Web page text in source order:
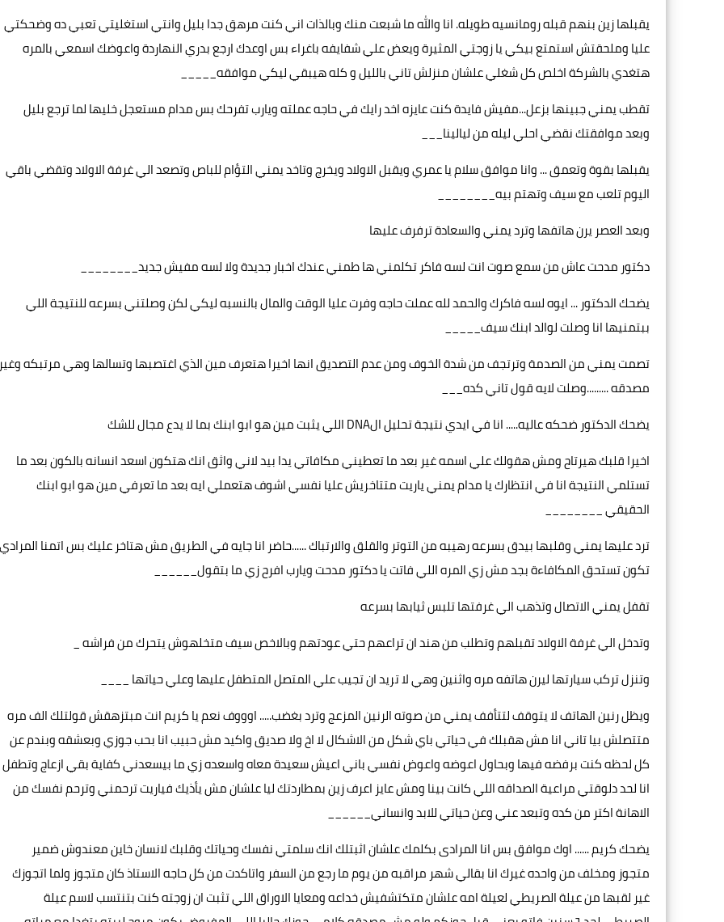
يقبلها زين بنهم قبله رومانسيه طويله. انا والله ما شبعت منك وبالذات اني كنت مرهق جدا بليل وانتي استغليتي تعبي ده وضحكتي
عليا وملحقتش استمتع بيكي يا زوجتي المثيرة ويعض علي شفايفه باغراء بس اوعدك ارجع بدري النهاردة واعوضك اسمعي بالمره
هتغدي بالشركة اخلص كل شغلي علشان منزلش تاني بالليل و كله هيبقي ليكي موافقه_____
تقطب يمني جبينها بزعل...مفيش فايدة كنت عايزه اخد رايك في حاجه عملته ويارب تفرحك بس مدام مستعجل خليها لما ترجع بليل
وبعد موافقتك نقضي احلي ليله من ليالينا___
يقبلها بقوة وتعمق ... وانا موافق سلام يا عمري ويقبل الاولاد ويخرج وتاخد يمني التؤام للباص وتصعد الي غرفة الاولاد وتقضي باقي
اليوم تلعب مع سيف وتهتم بيه________
وبعد العصر يرن هاتفها وترد يمني والسعادة ترفرف عليها
دكتور مدحت عاش من سمع صوت انت لسه فاكر تكلمني ها طمني عندك اخبار جديدة ولا لسه مفيش جديد________
يضحك الدكتور ... ايوه لسه فاكرك والحمد لله عملت حاجه وفرت عليا الوقت والمال بالنسبه ليكي لكن وصلتني بسرعه للنتيجة اللي
ببتمنيها انا وصلت لوالد ابنك سيف_____
تصمت يمني من الصدمة وترتجف من شدة الخوف ومن عدم التصديق انها اخيرا هتعرف مين الذي اغتصبها وتسالها وهي مرتبكه
مصدقه .........وصلت لايه قول تاني كده___
يضحك الدكتور ضحكه عاليه..... انا في ايدي نتيجة تحليل الDNA اللي يثبت مين هو ابو ابنك بما لا يدع مجال للشك
اخيرا قلبك هيرتاح ومش هقولك علي اسمه غير بعد ما تعطيني مكافاتي يدا بيد لاني واثق انك هتكون اسعد انسانه بالكون بعد ما
تستلمي النتيجة انا في انتظارك يا مدام يمني ياريت متتاخريش عليا نفسي اشوف هتعملي ايه بعد ما تعرفي مين هو ابو ابنك
الحقيقي ________
ترد عليها يمني وقلبها بيدق بسرعه رهيبه من التوتر والقلق والارتباك ......حاضر انا جايه في الطريق مش هتاخر عليك بس اتمنا المرادي
تكون تستحق المكافاءة بجد مش زي المره اللي فاتت يا دكتور مدحت ويارب افرح زي ما بتقول______
تقفل يمني الاتصال وتذهب الي غرفتها تلبس ثيابها بسرعه
وتدخل الي غرفة الاولاد تقبلهم وتطلب من هند ان تراعهم حتي عودتهم وبالاخص سيف متخلهوش يتحرك من فراشه _
وتنزل تركب سيارتها ليرن هاتفه مره واثنين وهي لا تريد ان تجيب علي المتصل المتطفل عليها وعلي حياتها ____
ويظل رنين الهاتف لا يتوقف لتتأفف يمني من صوته الرنين المزعج وترد بغضب..... اوووف نعم يا كريم انت مبتزهقش قولتلك الف مره
متتصلش بيا تاني انا مش هقبلك في حياتي باي شكل من الاشكال لا اخ ولا صديق واكيد مش حبيب انا بحب جوزي وبعشقه وبندم عن
كل لحظه كنت برفضه فيها وبحاول اعوضه واعوض نفسي باني اعيش سعيدة معاه واسعده زي ما بيسعدني كفاية بقي ازعاج وتطفل
انا لحد دلوقتي مراعية الصداقه اللي كانت بينا ومش عايز اعرف زين بمطاردتك ليا علشان مش يأذيك فياريت ترحمني وترحم نفسك من
الاهانة اكتر من كده وتبعد عني وعن حياتي للابد وانساني______
يضحك كريم ...... اوك موافق بس انا المرادى بكلمك علشان اثبتلك انك سلمتي نفسك وحياتك وقلبك لانسان خاين معندوش ضمير
متجوز ومخلف من واحده غيرك انا بقالي شهر مراقبه من يوم ما رجع من السفر واتاكدت من كل حاجه الاستاذ كان متجوز ولما اتجوزك
غير لقبها من عيلة الصريطي لعيلة امه علشان متكتشفيش خداعه ومعايا الاوراق اللي تثبت ان زوجته كنت بتنتسب لاسم عيلة